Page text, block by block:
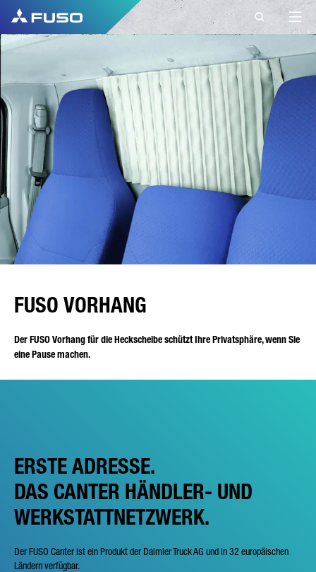
FUSO VORHANG
Der FUSO Vorhang für die Heckscheibe schützt Ihre Privatsphäre, wenn Sie
eine Pause machen.
ERSTE ADRESSE.
DAS CANTER HÄNDLER- UND
WERKSTATTNETZWERK.
Der FUSO Canter ist ein Produkt der Daimler Truck AG und in 32 europäischen
Ländern verfügbar.